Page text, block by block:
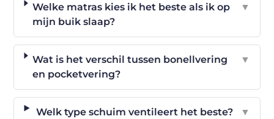
Welke matras kies ik het beste als ik op
mijn buik slaap?
▼
Wat is het verschil tussen bonellvering
en pocketvering?
▼
Welk type schuim ventileert het beste? ▼